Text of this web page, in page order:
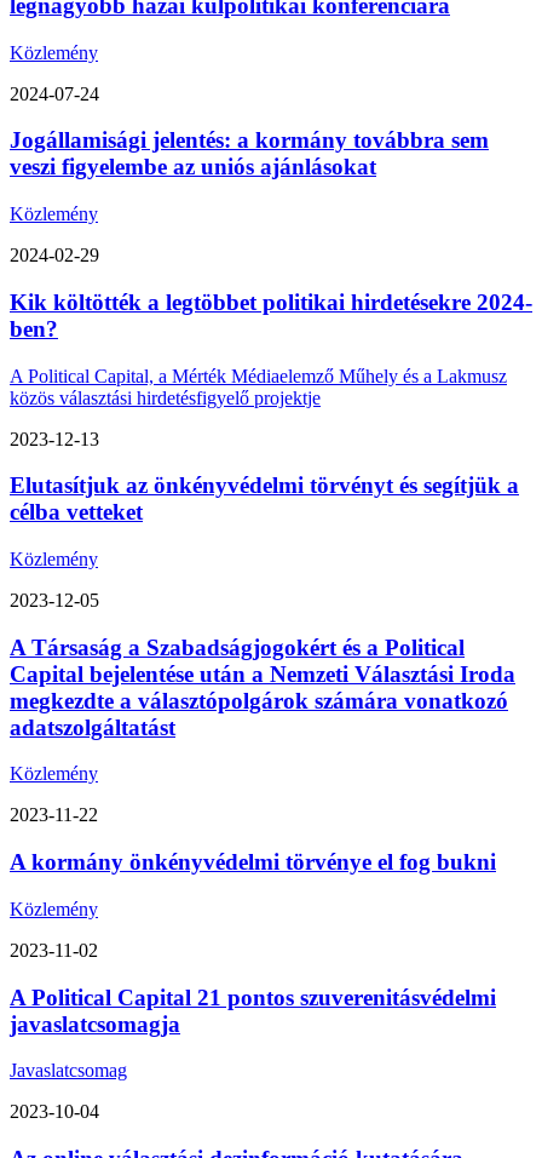
legnagyobb hazai külpolitikai konferenciára
Közlemény
2024-07-24
Jogállamisági jelentés: a kormány továbbra sem
veszi figyelembe az uniós ajánlásokat
Közlemény
2024-02-29
Kik költötték a legtöbbet politikai hirdetésekre 2024-
ben?
A Political Capital, a Mérték Médiaelemző Műhely és a Lakmusz
közös választási hirdetésfigyelő projektje
2023-12-13
Elutasítjuk az önkényvédelmi törvényt és segítjük a
célba vetteket
Közlemény
2023-12-05
A Társaság a Szabadságjogokért és a Political
Capital bejelentése után a Nemzeti Választási Iroda
megkezdte a választópolgárok számára vonatkozó
adatszolgáltatást
Közlemény
2023-11-22
A kormány önkényvédelmi törvénye el fog bukni
Közlemény
2023-11-02
A Political Capital 21 pontos szuverenitásvédelmi
javaslatcsomagja
Javaslatcsomag
2023-10-04